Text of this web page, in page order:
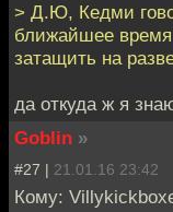
> Д.Ю, Кедми
ближайшее
затащить на
да откуда ж я
Goblin »
#27 | 21.01.16 23:42
Кому: